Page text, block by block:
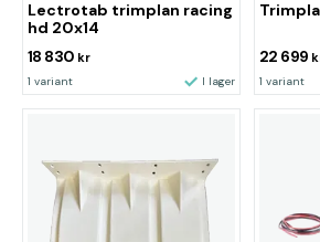
Lectrotab trimplan racing
hd 20x14
18 830 kr
1 variant I lager
22 699
1 variant